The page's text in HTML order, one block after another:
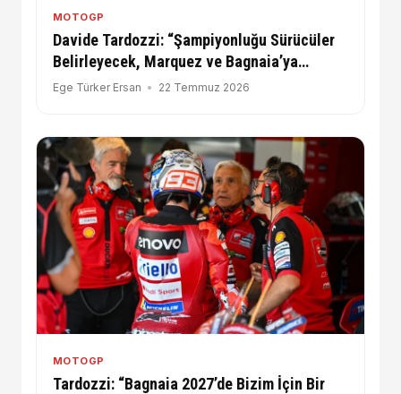
MOTOGP
Davide Tardozzi: “Şampiyonluğu Sürücüler
Belirleyecek, Marquez ve Bagnaia’ya
Güvenimiz Tam!”
Ege Türker Ersan 22 Temmuz 2026
MOTOGP
Tardozzi: “Bagnaia 2027’de Bizim İçin Bir